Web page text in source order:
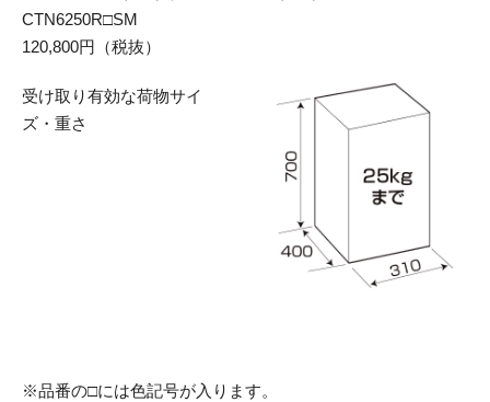
CTN6250R□SM
120,800円（税抜）
受け取り有効な荷物サイ
ズ・重さ
※品番の□には色記号が入ります。